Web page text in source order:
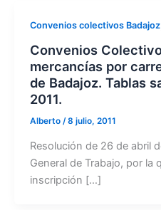
Convenios colectivos Badajoz
Convenios
mercancías por
de Badajoz. Tablas
2011.
Alberto /8 julio, 2011
Resolución de 26 de abril
General de Trabajo, por la
inscripción […]